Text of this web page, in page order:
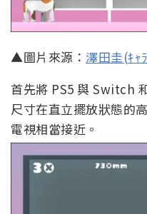
▲圖片來源： 澤田圭(ｷｬ
首先將 PS5 與 Switch
尺寸在直立擺放狀態的
電視相當接近。